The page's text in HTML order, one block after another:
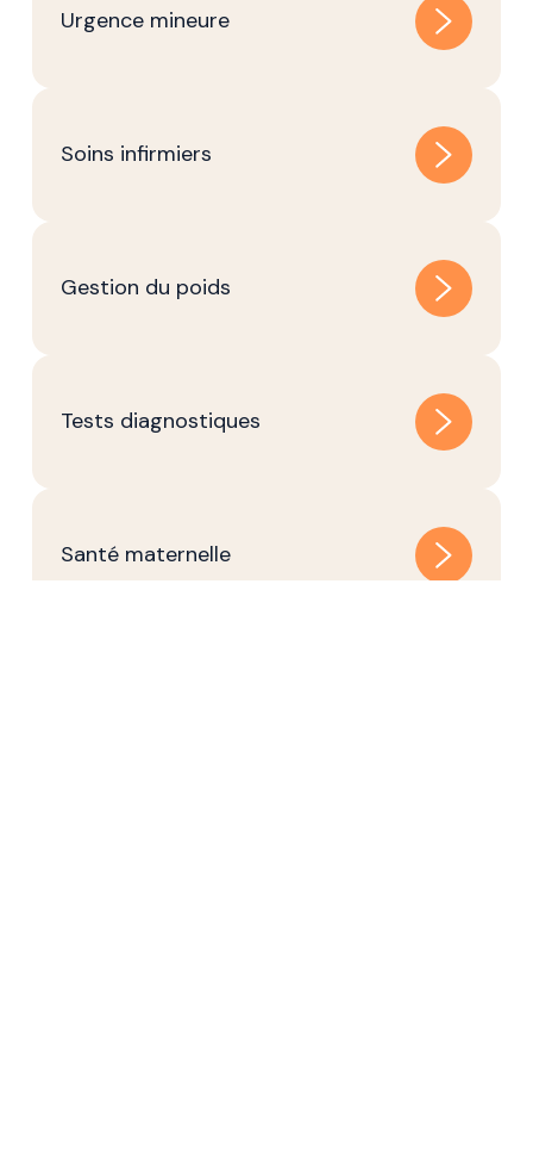
Urgence mineure
Soins infirmiers
Gestion du poids
Tests diagnostiques
Santé maternelle